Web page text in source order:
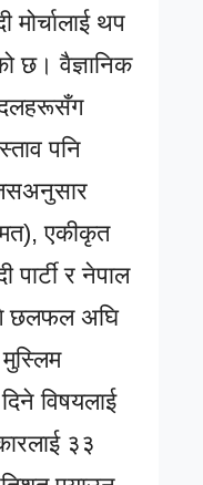
मोर्चालाई थप
छ। वैज्ञानिक
दलहरूसँग
पनि
एकीकृत
पार्टी र नेपाल
छलफल अघि
विषयलाई
३३